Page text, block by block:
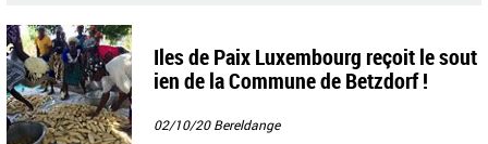
Iles de Paix Luxembourg reçoit le sout
ien de la Commune de Betzdorf !
02/10/20Bereldange